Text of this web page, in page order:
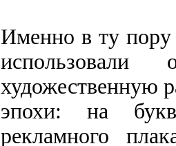
Именно в ту пору
художественную
эпохи: на
рекламного